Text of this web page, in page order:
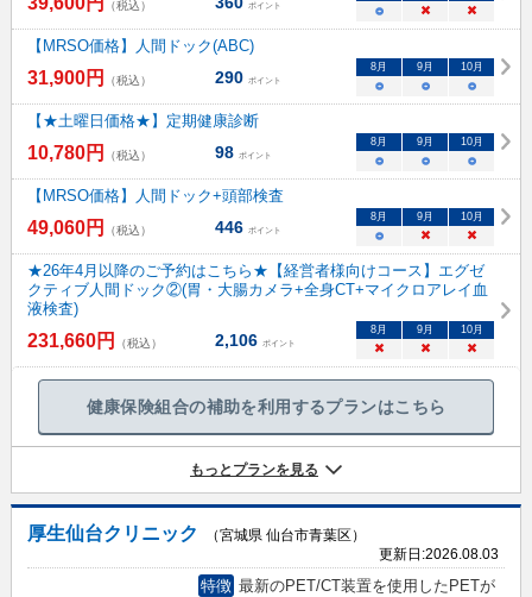
（税込） ポイント ○ × ×
【MRSO価格】人間ドック(ABC)
31,900円 （税込） 290 ポイント
8月 9月 10月
○ ○ ○
【★土曜日価格★】定期健康診断
10,780円 （税込） 98 ポイント
8月 9月 10月
○ ○ ○
【MRSO価格】人間ドック+頭部検査
49,060円 （税込） 446 ポイント
8月 9月 10月
○ × ×
★26年4月以降のご予約はこちら★【経営者様向けコース】エグゼ
クティブ人間ドック②(胃・大腸カメラ+全身CT+マイクロアレイ血
液検査)
231,660円 （税込） 2,106 ポイント
8月 9月 10月
× × ×
健康保険組合の補助を利用するプランはこちら
もっとプランを見る
厚生仙台クリニック
（宮城県 仙台市青葉区）
更新日:2026.08.03
特徴 最新のPET/CT装置を使用したPETが